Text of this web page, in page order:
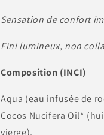
Sensation de confort
Fini lumineux, non
Composition (INCI)
Aqua (eau infusée de
Cocos Nucifera Oil*
vierge),